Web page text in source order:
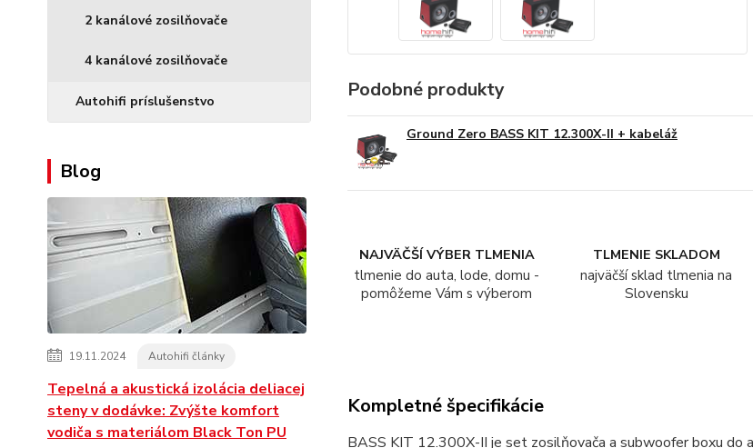
2 kanálové zosilňovače
4 kanálové zosilňovače
Autohifi príslušenstvo
Blog
19.11.2024 Autohifi články
Tepelná a akustická izolácia deliacej
steny v dodávke: Zvýšte komfort
vodiča s materiálom Black Ton PU
Podobné produkty
Ground Zero BASS KIT 12.300X-II + kabeláž
NAJVÄČŠÍ VÝBER TLMENIA
tlmenie do auta, lode, domu -
pomôžeme Vám s výberom
TLMENIE SKLADOM
najväčší sklad tlmenia na
Slovensku
Kompletné špecifikácie
BASS KIT 12.300X-II je set zosilňovača a subwoofer boxu do